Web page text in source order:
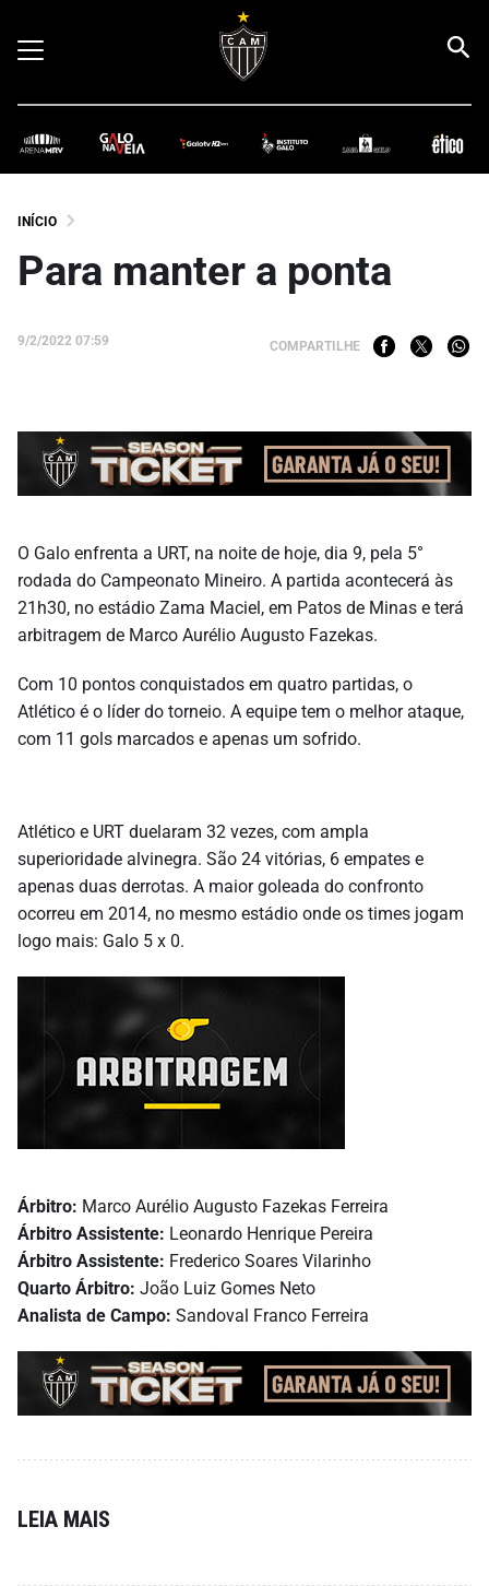
INÍCIO
Para manter a ponta
9/2/2022 07:59 COMPARTILHE
O Galo enfrenta a URT, na noite de hoje, dia 9, pela 5°
rodada do Campeonato Mineiro. A partida acontecerá às
21h30, no estádio Zama Maciel, em Patos de Minas e terá
arbitragem de Marco Aurélio Augusto Fazekas.
Com 10 pontos conquistados em quatro partidas, o
Atlético é o líder do torneio. A equipe tem o melhor ataque,
com 11 gols marcados e apenas um sofrido.
Atlético e URT duelaram 32 vezes, com ampla
superioridade alvinegra. São 24 vitórias, 6 empates e
apenas duas derrotas. A maior goleada do confronto
ocorreu em 2014, no mesmo estádio onde os times jogam
logo mais: Galo 5 x 0.
Árbitro: Marco Aurélio Augusto Fazekas Ferreira
Árbitro Assistente: Leonardo Henrique Pereira
Árbitro Assistente: Frederico Soares Vilarinho
Quarto Árbitro: João Luiz Gomes Neto
Analista de Campo: Sandoval Franco Ferreira
LEIA MAIS